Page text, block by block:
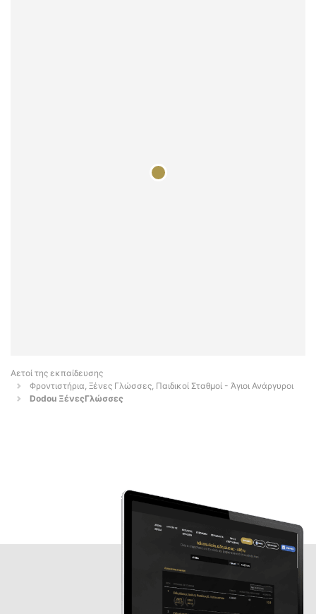
Αετοί της εκπαίδευσης
Φροντιστήρια, Ξένες Γλώσσες, Παιδικοί Σταθμοί - Άγιοι Ανάργυροι
Dodou ΞένεςΓλώσσες